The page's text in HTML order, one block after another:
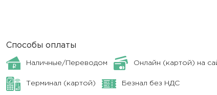
Способы оплаты
Наличные/Переводом Онлайн (картой) на
Терминал (картой) Безнал без НДС